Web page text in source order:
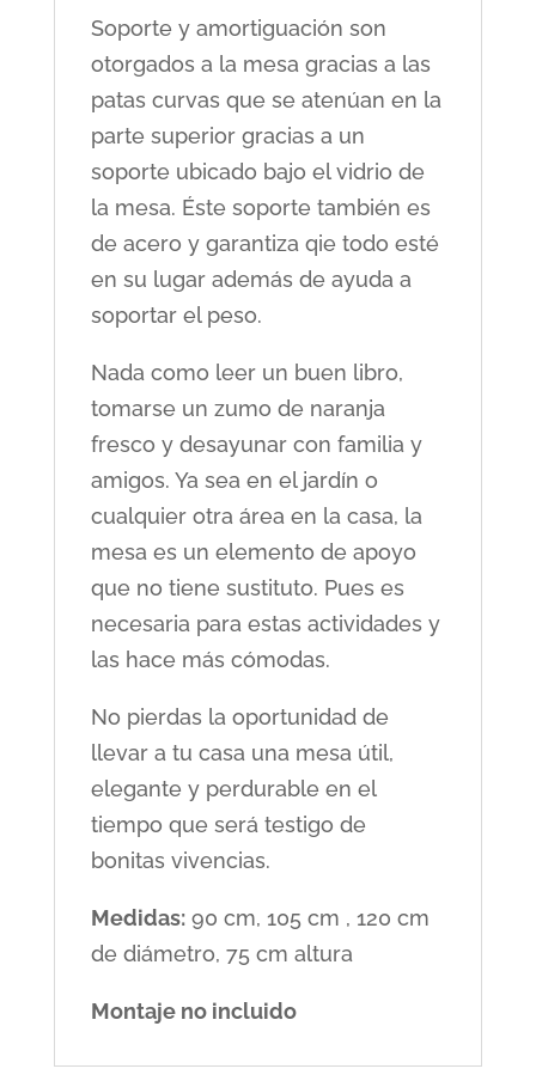
Soporte y amortiguación son
otorgados a la mesa gracias a las
patas curvas que se atenúan en la
parte superior gracias a un
soporte ubicado bajo el vidrio de
la mesa. Éste soporte también es
de acero y garantiza qie todo esté
en su lugar además de ayuda a
soportar el peso.
Nada como leer un buen libro,
tomarse un zumo de naranja
fresco y desayunar con familia y
amigos. Ya sea en el jardín o
cualquier otra área en la casa, la
mesa es un elemento de apoyo
que no tiene sustituto. Pues es
necesaria para estas actividades y
las hace más cómodas.
No pierdas la oportunidad de
llevar a tu casa una mesa útil,
elegante y perdurable en el
tiempo que será testigo de
bonitas vivencias.
Medidas:90 cm, 105 cm , 120 cm
de diámetro, 75 cm altura
Montaje no incluido